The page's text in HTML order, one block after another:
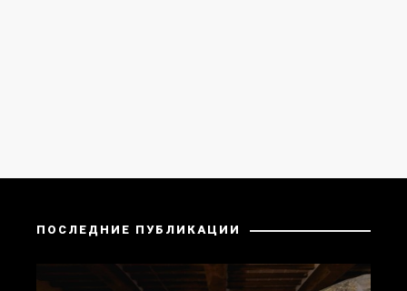
ПОСЛЕДНИЕ ПУБЛИКАЦИИ